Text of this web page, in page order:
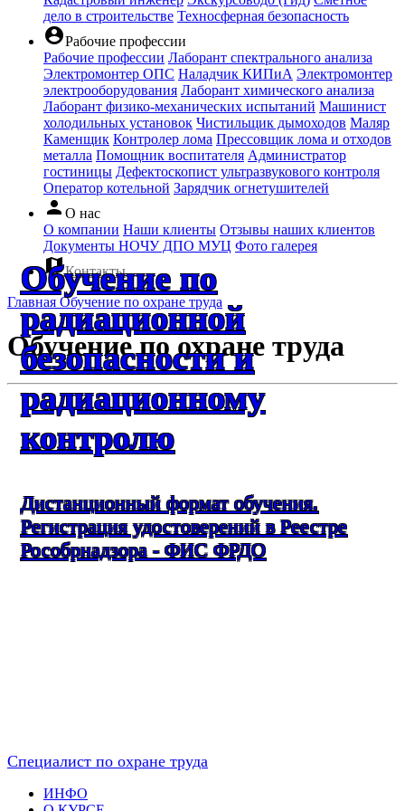
Обучение по
радиационной
безопасности и
радиационному
контролю
Дистанционный формат обучения.
Регистрация удостоверений в Реестре
Рособрнадзора - ФИС ФРДО
дело в строительстве Техносферная безопасность
account_circleРабочие профессии
Рабочие профессии Лаборант спектрального анализа
Электромонтер ОПС Наладчик КИПиА Электромонтер
электрооборудования Лаборант химического анализа
Лаборант физико-механических испытаний Машинист
холодильных установок Чистильщик дымоходов Маляр
Каменщик Контролер лома Прессовщик лома и отходов
металла Помощник воспитателя Администратор
гостиницы Дефектоскопист ультразвукового контроля
Оператор котельной Зарядчик огнетушителей
person О нас
О компании Наши клиенты Отзывы наших клиентов
Документы НОЧУ ДПО МУЦ Фото галерея
mapКонтакты
Главная Обучение по охране труда
Обучение по охране труда
Специалист по охране труда
ИНФО